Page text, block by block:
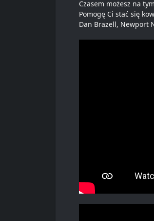
Czasem możesz na
Pomogę Ci stać się
Dan Brazell, Newport